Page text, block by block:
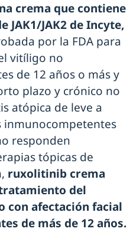
crema que contiene
JAK2 de Incyte,
por la FDA para
vitíligo no
de 12 años o más y
plazo y crónico no
atópica de leve a
inmunocompetentes
responden
tópicas de
ruxolitinib crema
del
con afectación facial
de más de 12 años.